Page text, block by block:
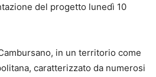
del progetto lunedì 10
in un territorio come
caratterizzato da numerosi